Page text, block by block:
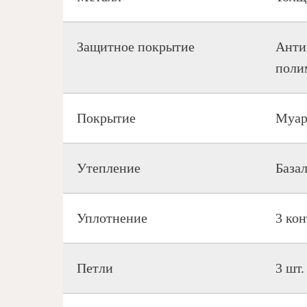
Защитное покрытие
Покрытие Муар
Утепление
Уплотнение 3
Петли 3